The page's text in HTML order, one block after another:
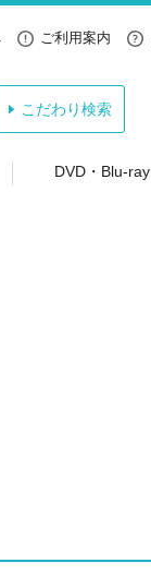
ご利用案内
こだわり検索
DVD・Blu-ray